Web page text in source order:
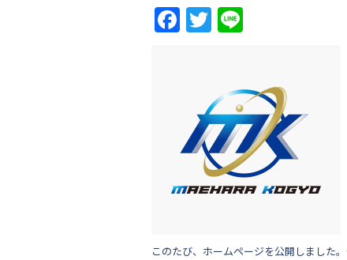
Facebook
Twitter
このたび、ホームページを公開しました